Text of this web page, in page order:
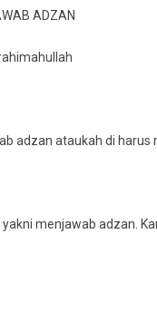
ADZAN
adzan ataukah di harus
menjawab adzan.